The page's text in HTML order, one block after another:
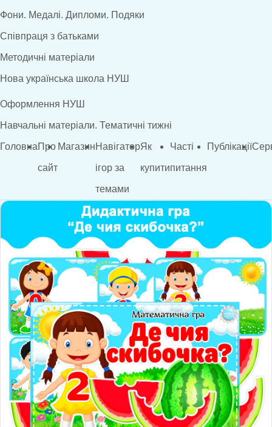
Фони. Медалі. Дипломи. Подяки
Співпраця з батьками
Методичні матеріали
Нова українська школа НУШ
Оформлення НУШ
Навчальні матеріали. Тематичні тижні
ГоловнаПро
сайт
МагазинНавігатор
ігор за
темами
Як
купити
Часті
питання
Публікації